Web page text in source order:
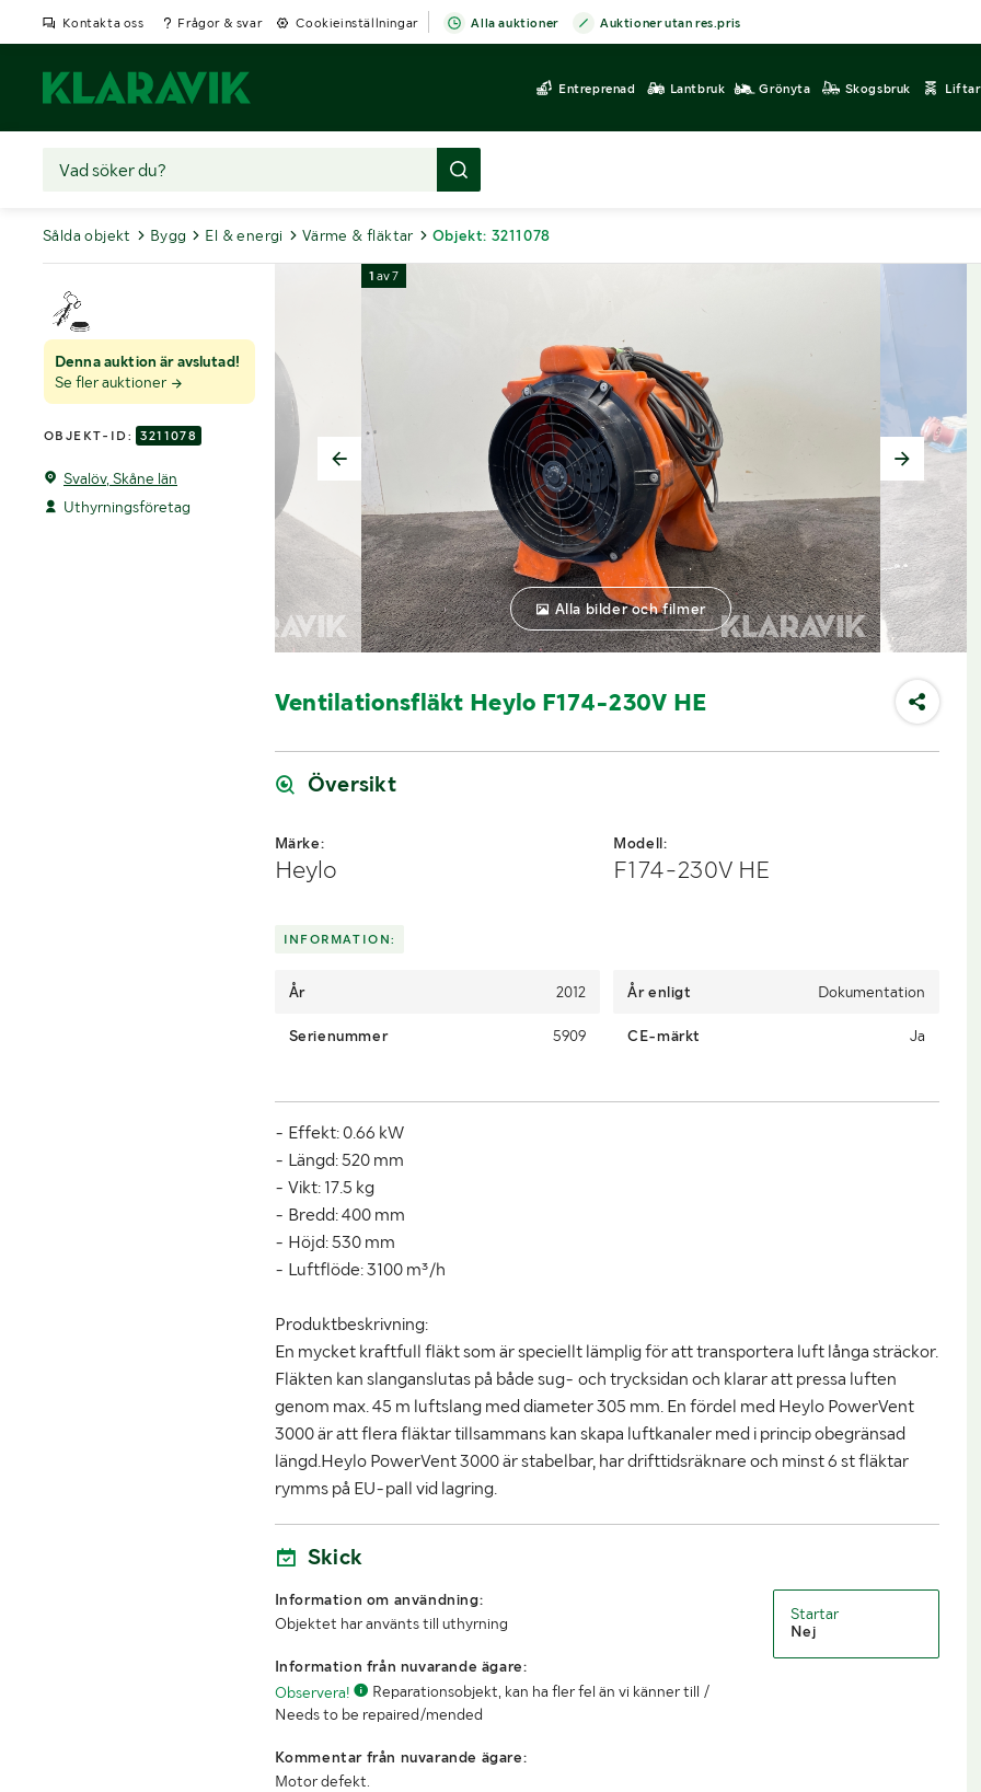
Kontakta oss Frågor & svar Cookieinställningar Alla auktioner Auktioner utan res.pris
Entreprenad Lantbruk Grönyta Skogsbruk Liftar
Sålda objekt Bygg El & energi Värme & fläktar Objekt: 3211078
Denna auktion är avslutad!
Se fler auktioner
OBJEKT-ID: 3211078
Svalöv, Skåne län
Uthyrningsföretag
1 av7
Alla bilder och filmer
Ventilationsfläkt Heylo F174-230V HE
Översikt
Märke:
Heylo
Modell:
F174-230V HE
INFORMATION:
År 2012 År enligt Dokumentation
Serienummer 5909 CE-märkt Ja
- Effekt: 0.66 kW
- Längd: 520 mm
- Vikt: 17.5 kg
- Bredd: 400 mm
- Höjd: 530 mm
- Luftflöde: 3100 m³/h
Produktbeskrivning:
En mycket kraftfull fläkt som är speciellt lämplig för att transportera luft långa sträckor.
Fläkten kan slanganslutas på både sug- och trycksidan och klarar att pressa luften
genom max. 45 m luftslang med diameter 305 mm. En fördel med Heylo PowerVent
3000 är att flera fläktar tillsammans kan skapa luftkanaler med i princip obegränsad
längd.Heylo PowerVent 3000 är stabelbar, har drifttidsräknare och minst 6 st fläktar
rymms på EU-pall vid lagring.
Skick
Information om användning:
Objektet har använts till uthyrning
Information från nuvarande ägare:
Observera!
Reparationsobjekt, kan ha fler fel än vi känner till /
Needs to be repaired/mended
Kommentar från nuvarande ägare:
Motor defekt.
Startar
Nej